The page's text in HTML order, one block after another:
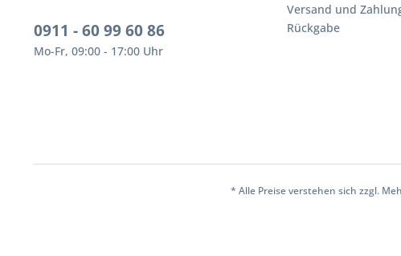
0911 - 60 99 60 86
Mo-Fr, 09:00 - 17:00 Uhr
Versand und
Rückgabe
* Alle Preise verstehen sich zzgl.